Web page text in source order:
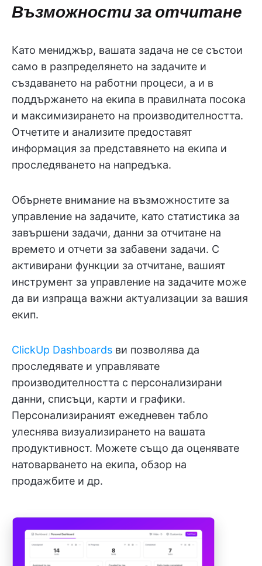
Възможности за отчитане
Като мениджър, вашата задача не се състои
само в разпределянето на задачите и
създаването на работни процеси, а и в
поддържането на екипа в правилната посока
и максимизирането на производителността.
Отчетите и анализите предоставят
информация за представянето на екипа и
проследяването на напредъка.
Обърнете внимание на възможностите за
управление на задачите, като статистика за
завършени задачи, данни за отчитане на
времето и отчети за забавени задачи. С
активирани функции за отчитане, вашият
инструмент за управление на задачите може
да ви изпраща важни актуализации за вашия
екип.
ClickUp Dashboards ви позволява да
проследявате и управлявате
производителността с персонализирани
данни, списъци, карти и графики.
Персонализираният ежедневен табло
улеснява визуализирането на вашата
продуктивност. Можете също да оценявате
натоварването на екипа, обзор на
продажбите и др.